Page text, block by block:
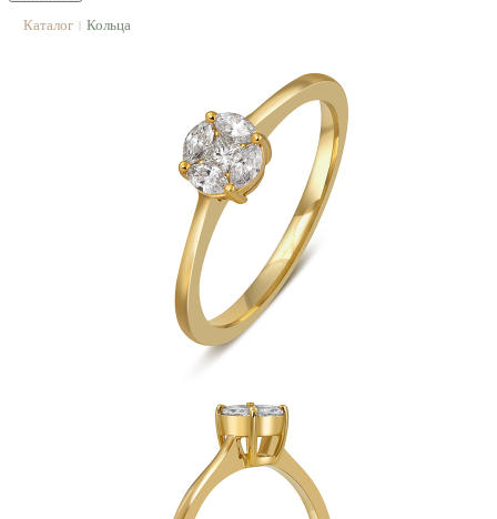
Каталог | Кольца